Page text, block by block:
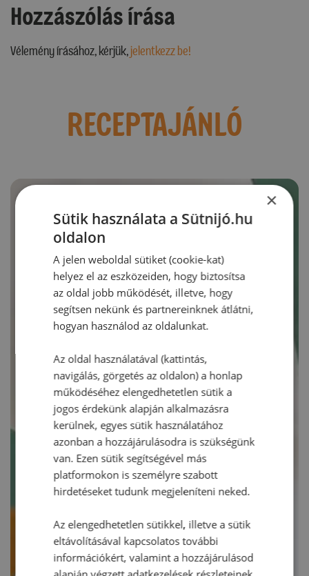
Hozzászólás írása
Vélemény írásához, kérjük,jelentkezz be!
RECEPTAJÁNLÓ
×
Sütik használata a Sütnijó.hu
oldalon
A jelen weboldal sütiket (cookie-kat)
helyez el az eszközeiden, hogy biztosítsa
az oldal jobb működését, illetve, hogy
segítsen nekünk és partnereinknek átlátni,
hogyan használod az oldalunkat.
Az oldal használatával (kattintás,
navigálás, görgetés az oldalon) a honlap
működéséhez elengedhetetlen sütik a
jogos érdekünk alapján alkalmazásra
kerülnek, egyes sütik használatához
azonban a hozzájárulásodra is szükségünk
van. Ezen sütik segítségével más
platformokon is személyre szabott
hirdetéseket tudunk megjeleníteni neked.
Az elengedhetetlen sütikkel, illetve a sütik
eltávolításával kapcsolatos további
információkért, valamint a hozzájárulásod